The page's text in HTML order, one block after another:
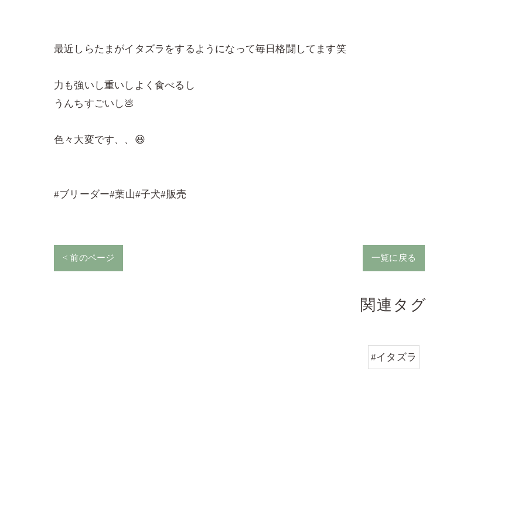
最近しらたまがイタズラをするようになって毎日格闘してます笑
力も強いし重いしよく食べるし
うんちすごいし💩
色々大変です、、😆
#ブリーダー#葉山#子犬#販売
< 前のページ 一覧に戻る
関連タグ
#イタズラ